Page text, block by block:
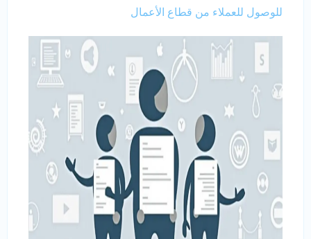
للوصول للعملاء من قطاع الأعمال